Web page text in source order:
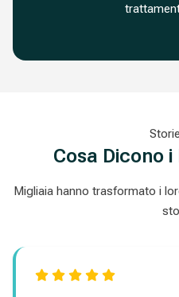
Cosa Dicono
Migliaia hanno trasformato i